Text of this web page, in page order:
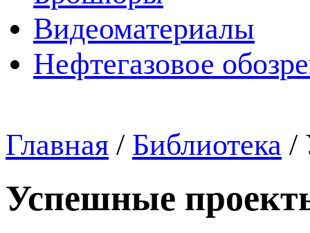
Видеоматериалы
Нефтегазовое
Главная / Библиотека /
Успешные